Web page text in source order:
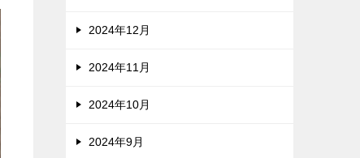
2024年12月
2024年11月
2024年10月
2024年9月